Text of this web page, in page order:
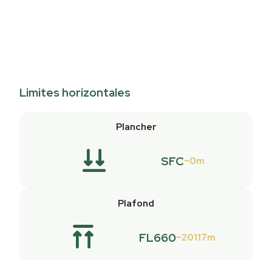
Limites horizontales
Plancher
SFC 0m
Plafond
FL660 20117m